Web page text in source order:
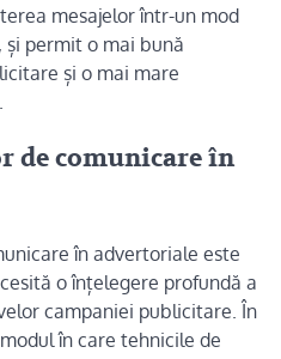
mesajelor într-un mod
permit o mai bună
și o mai mare
de comunicare în
în advertoriale este
o înțelegere profundă a
campaniei publicitare. În
în care tehnicile de